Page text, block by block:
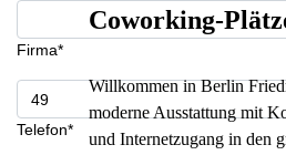
Firma*
Telefon*
Coworking-
Willkommen in Berlin
moderne Ausstattung mit
und Internetzugang in den